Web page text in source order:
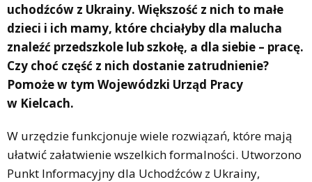
uchodźców z Ukrainy. Większość z nich to małe
dzieci i ich mamy, które chciałyby dla malucha
znaleźć przedszkole lub szkołę, a dla siebie – pracę.
Czy choć część z nich dostanie zatrudnienie?
Pomoże w tym Wojewódzki Urząd Pracy
w Kielcach.
W urzędzie funkcjonuje wiele rozwiązań, które mają
ułatwić załatwienie wszelkich formalności. Utworzono
Punkt Informacyjny dla Uchodźców z Ukrainy,